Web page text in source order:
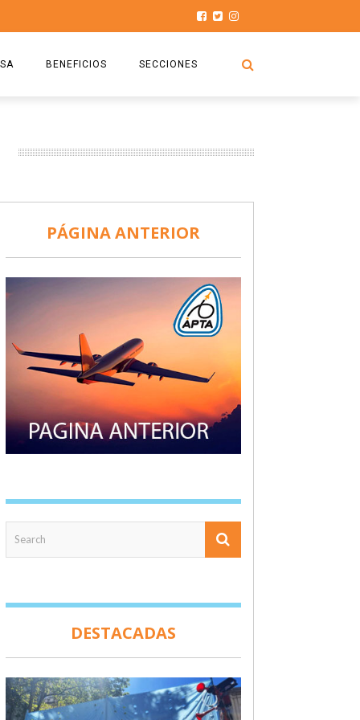
BENEFICIOS
COMISIÓN
DOCUMENTOS
SEGURO DE SEPELIOS
SECCIONES
HISTORIAS DE LUCHA
TURISMO Y RECREACIÓN
PÁGINA ANTERIOR
DESTACADAS